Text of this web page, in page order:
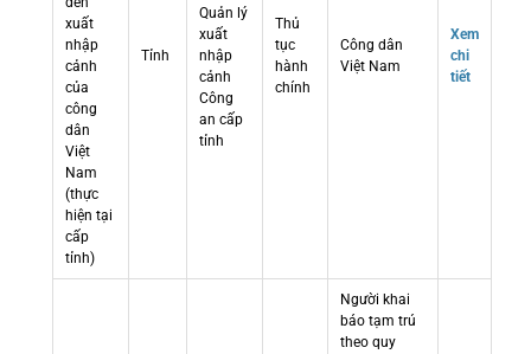
xuất
nhập
cảnh
của
công
dân
Việt
Nam
(thực
hiện tại
cấp
tỉnh)
Tỉnh
Quản lý
xuất
nhập
cảnh
Công
an cấp
tỉnh
Thủ
tục
hành
chính
Công dân
Việt Nam
Xem
chi
tiết
Người khai
báo tạm trú
theo quy